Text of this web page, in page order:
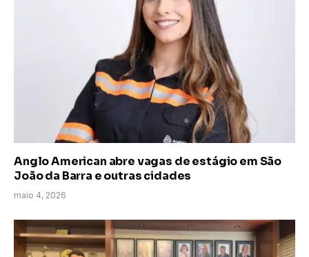
Anglo American abre vagas de estágio em São
João da Barra e outras cidades
maio 4, 2026